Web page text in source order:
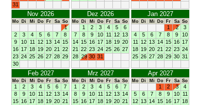
31
Nov 2026
Mo Di Mi Do Fr Sa So
1
2
3 4 5 6 7
8
9
10 11 12 13 14 15
16 17 18 19 20 21 22
23 24 25 26 27 28 29
30
Dez 2026
Mo Di Mi Do Fr Sa So
1 2 3 4 5
6
7
8 9 10 11 12 13
14 15 16 17 18 19 20
21 22 23 24 25 26 27
28 29 30 31
Jan 2027
Mo Di Mi Do Fr Sa So
1 2
3
4
5 6 7 8 9
10
11 12 13 14 15 16 17
18 19 20 21 22 23 24
25 26 27 28 29 30 31
Feb 2027
Mo Di Mi Do Fr Sa So
1 2 3 4 5 6
7
8
9 10 11 12 13 14
15 16 17 18 19 20 21
Mrz 2027
Mo Di Mi Do Fr Sa So
1 2 3 4 5 6
7
8
9 10 11 12 13 14
15 16 17 18 19 20 21
Apr 2027
Mo Di Mi Do Fr Sa So
1 2 3
4
5
6 7 8 9 10 11
12 13 14 15 16 17 18